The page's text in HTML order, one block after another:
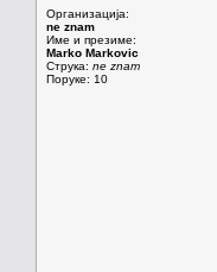
Организација:
ne znam
Име и презиме:
Marko Markovic
Струка: ne znam
Поруке: 10